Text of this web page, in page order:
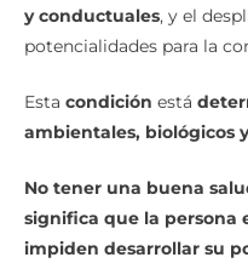
funcionamiento en los
y conductuales , y el
Estacondiciónestá
No tener una buena
significa que la persona